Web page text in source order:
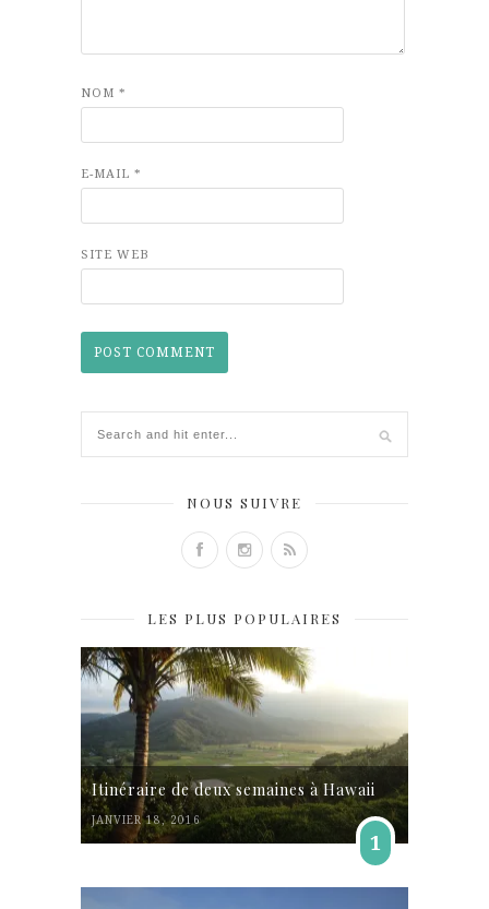
NOM *
E-MAIL *
SITE WEB
NOUS SUIVRE
LES PLUS POPULAIRES
Itinéraire de deux semaines à Hawaii
JANVIER 18, 2016
1